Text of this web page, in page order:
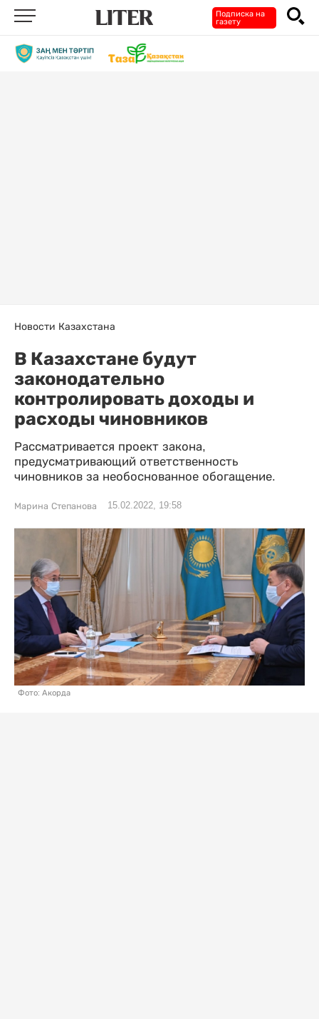
Подписка на
газету
Новости Казахстана
В Казахстане будут
законодательно
контролировать доходы и
расходы чиновников
Рассматривается проект закона,
предусматривающий ответственность
чиновников за необоснованное обогащение.
Марина Степанова 15.02.2022, 19:58
Фото: Акорда